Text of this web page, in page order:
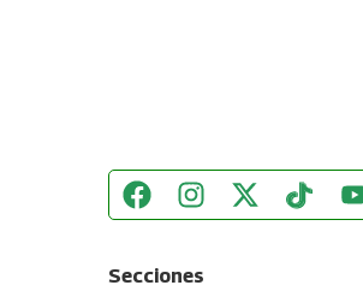
Secciones